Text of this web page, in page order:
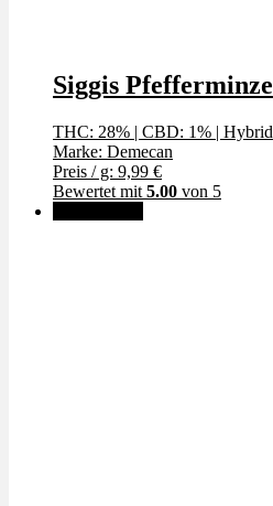
Siggis Pfefferminze
THC: 28% | CBD: 1% | Hybrid
Marke: Demecan
Preis / g: 9,99 €
Bewertet mit 5.00 von 5